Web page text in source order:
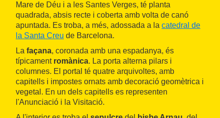
Mare de Déu i a les Santes Verges, té planta
quadrada, absis recte i coberta amb volta de canó
apuntada. Es troba, a més, adossada a la catedral de
la Santa Creu de Barcelona.
La façana, coronada amb una espadanya, és
típicament romànica. La porta alterna pilars i
columnes. El portal té quatre arquivoltes, amb
capitells i impostes ornats amb decoració geomètrica i
vegetal. En un dels capitells es representen
l'Anunciació i la Visitació.